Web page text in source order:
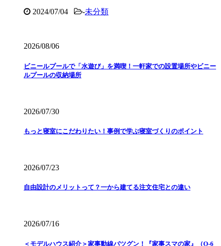
2024/07/04 -未分類
2026/08/06
ビニールプールで「水遊び」を満喫！一軒家での設置場所やビニー
ルプールの収納場所
2026/07/30
もっと寝室にこだわりたい！事例で学ぶ寝室づくりのポイント
2026/07/23
自由設計のメリットって？一から建てる注文住宅との違い
2026/07/16
＜モデルハウス紹介＞家事動線バツグン！『家事スマの家』（O-6